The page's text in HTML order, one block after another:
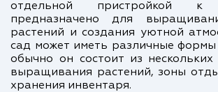
отдельной пристройкой
предназначено для
растений и создания уютной
сад может иметь различные
обычно он состоит из
выращивания растений, зоны
хранения инвентаря.